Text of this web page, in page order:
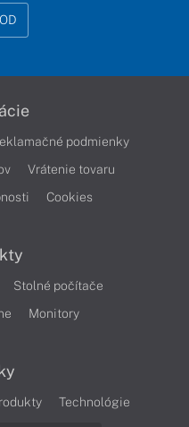
podmienky
Vrátenie tovaru
Cookies
Stolné počítače
Monitory
Technológie